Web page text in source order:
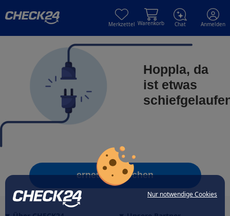
Nur notwendige Cookies
Merkzettel Warenkorb Chat Anmelden
Hoppla, da
ist etwas
erneut versuchen